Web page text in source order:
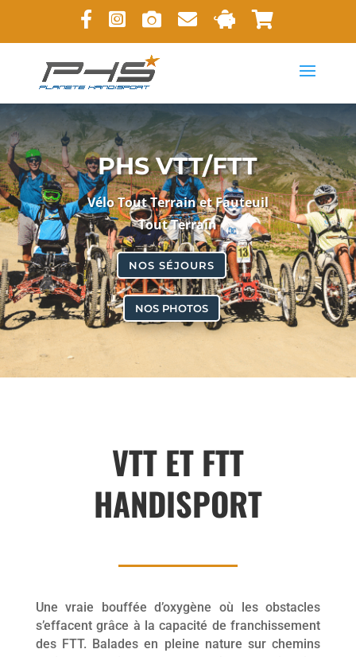
PHS VTT/FTT
Vélo Tout Terrain et Fauteuil
Tout Terrain
NOS SÉJOURS
NOS PHOTOS
VTT ET FTT
HANDISPORT
Une vraie bouffée d’oxygène où les obstacles
s’effacent grâce à la capacité de franchissement
des FTT. Balades en pleine nature sur chemins